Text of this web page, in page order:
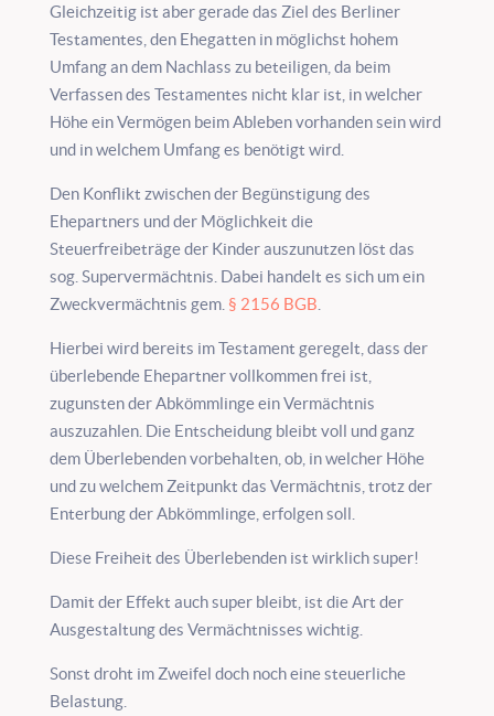
Gleichzeitig ist aber gerade das Ziel des Berliner
Testamentes, den Ehegatten in möglichst hohem
Umfang an dem Nachlass zu beteiligen, da beim
Verfassen des Testamentes nicht klar ist, in welcher
Höhe ein Vermögen beim Ableben vorhanden sein wird
und in welchem Umfang es benötigt wird.
Den Konflikt zwischen der Begünstigung des
Ehepartners und der Möglichkeit die
Steuerfreibeträge der Kinder auszunutzen löst das
sog. Supervermächtnis. Dabei handelt es sich um ein
Zweckvermächtnis gem. § 2156 BGB
Hierbei wird bereits im Testament geregelt, dass der
überlebende Ehepartner vollkommen frei ist,
zugunsten der Abkömmlinge ein Vermächtnis
auszuzahlen. Die Entscheidung bleibt voll und ganz
dem Überlebenden vorbehalten, ob, in welcher Höhe
und zu welchem Zeitpunkt das Vermächtnis, trotz der
Enterbung der Abkömmlinge, erfolgen soll.
Diese Freiheit des Überlebenden ist wirklich super!
Damit der Effekt auch super bleibt, ist die Art der
Ausgestaltung des Vermächtnisses wichtig.
Sonst droht im Zweifel doch noch eine steuerliche
Belastung.